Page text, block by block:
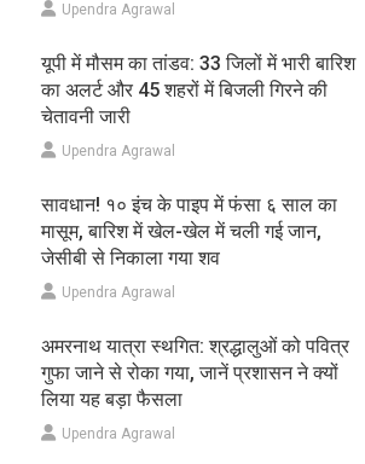
Upendra Agrawal
यूपी में मौसम का तांडव: 33 जिलों में भारी बारिश
का अलर्ट और 45 शहरों में बिजली गिरने की
चेतावनी जारी
Upendra Agrawal
सावधान! १० इंच के पाइप में फंसा ६ साल का
मासूम, बारिश में खेल-खेल में चली गई जान,
जेसीबी से निकाला गया शव
Upendra Agrawal
अमरनाथ यात्रा स्थगित: श्रद्धालुओं को पवित्र
गुफा जाने से रोका गया, जानें प्रशासन ने क्यों
लिया यह बड़ा फैसला
Upendra Agrawal